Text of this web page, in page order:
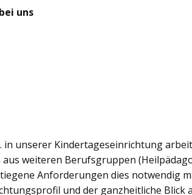
uns
in unserer Kindertageseinrichtung
weiteren Berufsgruppen
Anforderungen dies notwendig
und der ganzheitliche Blick